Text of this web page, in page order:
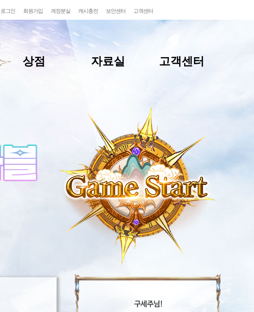
로그인 회원가입 계정분실 캐시충전 보안센터 고객센터
상점 자료실 고객센터